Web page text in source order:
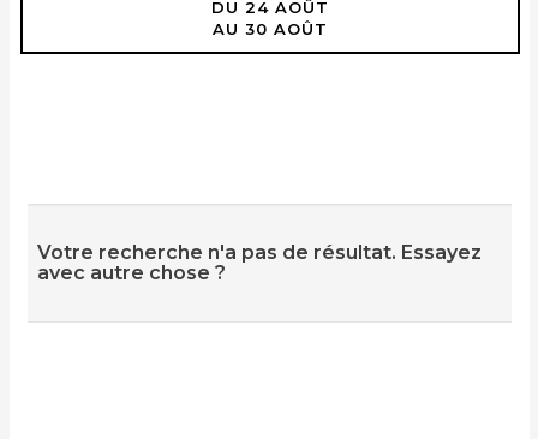
DU 24 AOÛT
AU 30 AOÛT
Votre recherche n'a pas de résultat. Essayez
avec autre chose ?